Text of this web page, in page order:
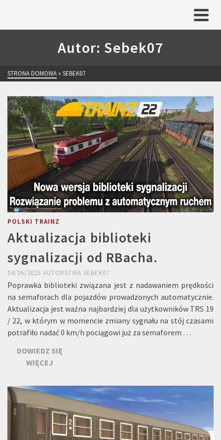
Autor: Sebek07
STRONA DOMOWA » SEBEK07
POLSKI TRAINZ
Aktualizacja biblioteki
sygnalizacji od RBacha.
04/06/2025 AUTORSTWA SEBEK07
Poprawka biblioteki związana jest z nadawaniem prędkości
na semaforach dla pojazdów prowadzonych automatycznie.
Aktualizacja jest ważna najbardziej dla użytkowników TRS 19
/ 22, w którym w momencie zmiany sygnału na stój czasami
potrafiło nadać 0 km/h pociągowi już za semaforem …
DOWIEDZ SIĘ
WIĘCEJ